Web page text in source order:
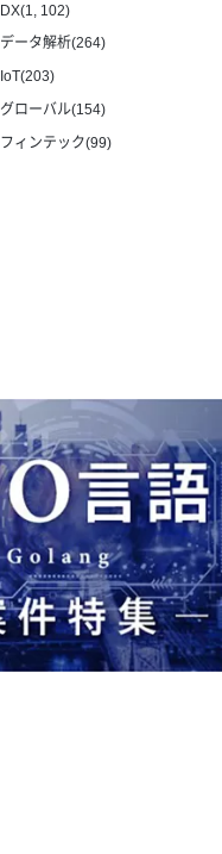
DX(1, 102)
データ解析(264)
IoT(203)
グローバル(154)
フィンテック(99)